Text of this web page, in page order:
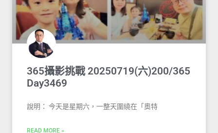
365攝影挑戰 20250719(六)200/365
Day3469
說明： 今天是星期六，一整天圍繞在「奧特
READ MORE »